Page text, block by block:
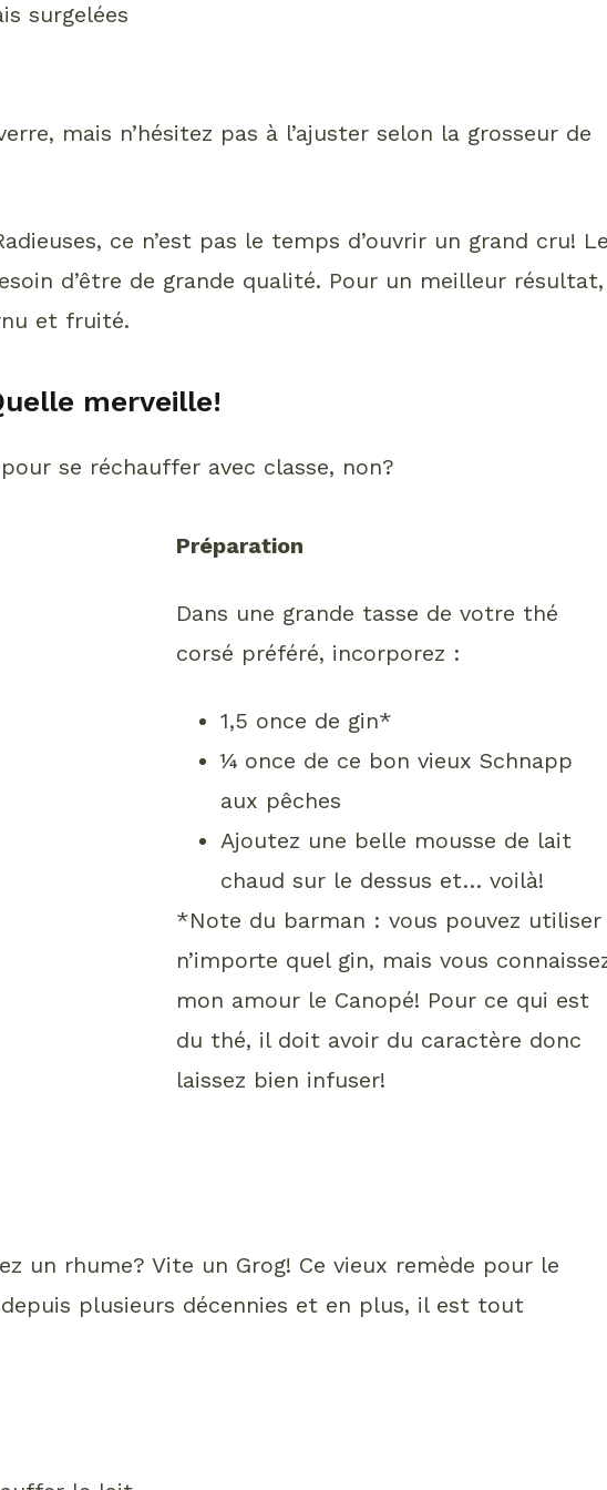
surgelées
mais n’hésitez pas à l’ajuster selon la grosseur de
ce n’est pas le temps d’ouvrir un grand cru!
d’être de grande qualité. Pour un meilleur résultat,
et fruité.
merveille!
se réchauffer avec classe, non?
Préparation
Dans une grande tasse de votre thé
corsé préféré, incorporez :
1,5 once de gin*
¼ once de ce bon vieux Schnapp
aux pêches
Ajoutez une belle mousse de lait
chaud sur le dessus et… voilà!
*Note du barman : vous pouvez utiliser
n’importe quel gin, mais vous
mon amour le Canopé! Pour ce qui est
du thé, il doit avoir du caractère donc
laissez bien infuser!
un rhume? Vite un Grog! Ce vieux remède pour le
plusieurs décennies et en plus, il est tout